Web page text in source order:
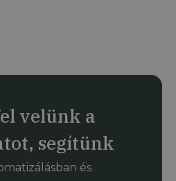
velünk a
segítünk
és